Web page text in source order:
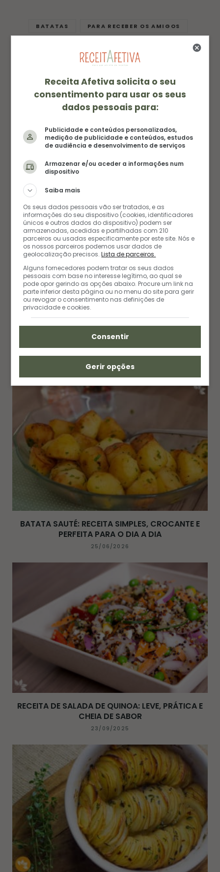
BATATAS PARA RECEBER OS AMIGOS
AMANDA FERNANDES
Amanda é a alma e as mãos por trás das receitas
do blog. Com um amor genuíno por todos os
sabores, ela encara qualquer prato de olhos
fechados e coração aberto. Sua paixão está na
cozinha, mas os pés não resistem a uma nova
aventura. Entre panelas e passagens, ela transforma
ingredientes em histórias e experiências em
inspiração.
e
i
e
i
e
e
s
n
a
r
a
POSTS RELACIONADOS
BATATA SAUTÉ: RECEITA SIMPLES, CROCANTE E
PERFEITA PARA O DIA A DIA
25/06/2026
RECEITA DE SALADA DE QUINOA: LEVE, PRÁTICA E
CHEIA DE SABOR
23/09/2025
Receita Afetiva solicita o seu
consentimento para usar os seus
dados pessoais para:
Publicidade e conteúdos personalizados,
medição de publicidade e conteúdos, estudos
de audiência e desenvolvimento de serviços
Armazenar e/ou aceder a informações num
dispositivo
Saiba mais
Os seus dados pessoais vão ser tratados, e as
informações do seu dispositivo (cookies, identificadores
únicos e outros dados do dispositivo) podem ser
armazenadas, acedidas e partilhadas com 210
parceiros ou usadas especificamente por este site. Nós e
os nossos parceiros podemos usar dados de
geolocalização precisos.Lista de parceiros.
Alguns fornecedores podem tratar os seus dados
pessoais com base no interesse legítimo, ao qual se
pode opor gerindo as opções abaixo. Procure um link na
parte inferior desta página ou no menu do site para gerir
ou revogar o consentimento nas definições de
privacidade e cookies.
Consentir
Gerir opções